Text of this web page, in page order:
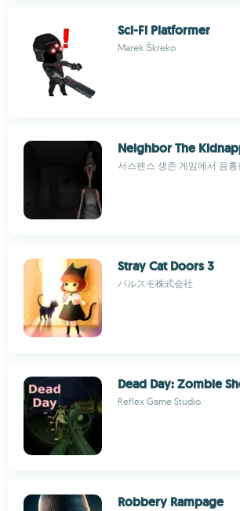
Sci-Fi Platformer
Marek Škreko
Neighbor The
서스펜스 생존 게임에서 음
Stray Cat Doors 3
パルスモ株式会社
Dead Day: Zombie
Reflex Game Studio
Robbery Rampage